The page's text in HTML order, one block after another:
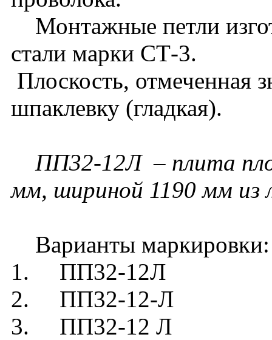
Монтажные петли
стали марки СТ-3.
Плоскость, отмеченная
шпаклевку (гладкая).
ПП32-12Л – плита
мм, шириной 1190 мм из
Варианты маркировки:
1. ПП32-12Л
2. ПП32-12-Л
3. ПП32-12 Л